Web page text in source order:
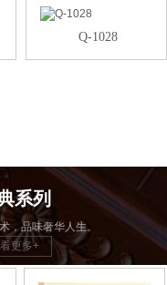
Q-1028
系列
，品味奢华人生。
更多+